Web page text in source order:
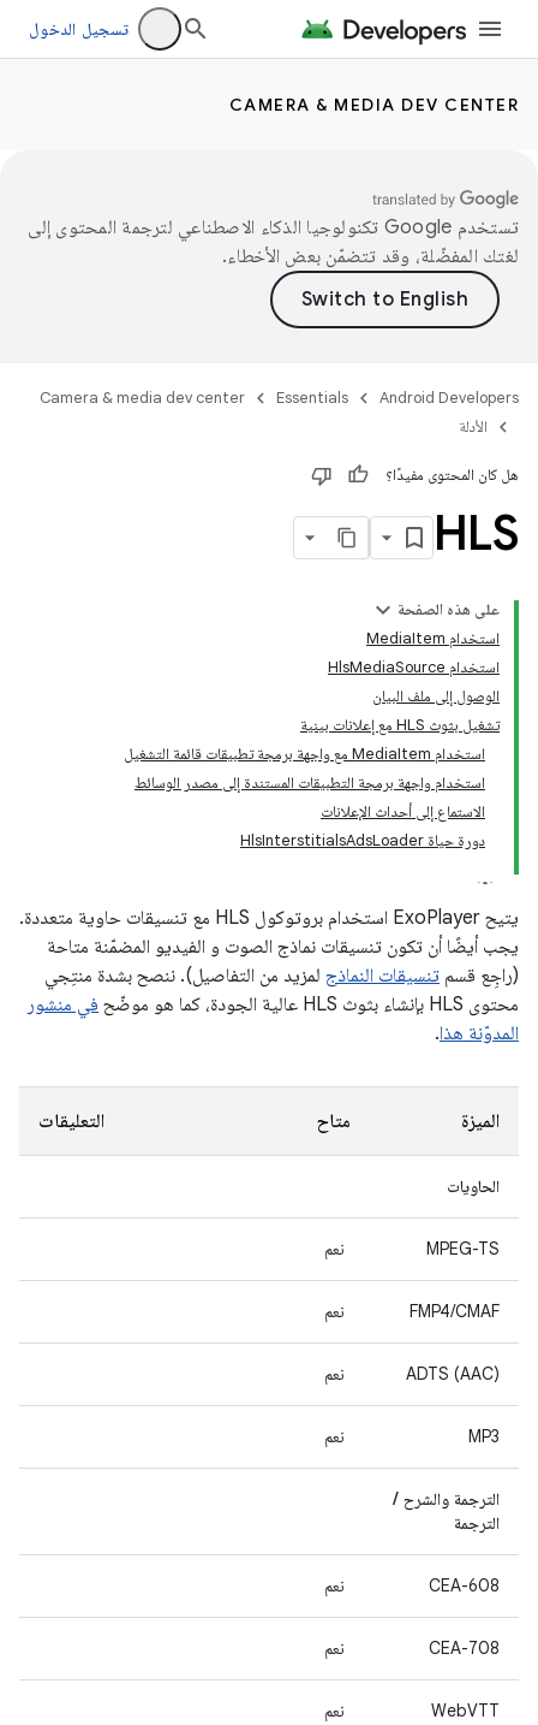
تسجيل الدخول
CAMERA & MEDIA DEV CENTER
تستخدم Google تكنولوجيا الذكاء الاصطناعي لترجمة المحتوى إلى
لغتك المفضّلة، وقد تتضمّن بعض الأخطاء.
Android Developers
Essentials
Camera & media dev center
الأدلة
هل كان المحتوى مفيدًا؟
HLS
على هذه الصفحة
استخدام MediaItem
استخدام HlsMediaSource
الوصول إلى ملف البيان
تشغيل بثوث HLS مع إعلانات بينية
استخدام MediaItem مع واجهة برمجة تطبيقات قائمة التشغيل
استخدام واجهة برمجة التطبيقات المستندة إلى مصدر الوسائط
الاستماع إلى أحداث الإعلانات
دورة حياة HlsInterstitialsAdsLoader
يتيح ExoPlayer استخدام بروتوكول HLS مع تنسيقات حاوية متعددة.
يجب أيضًا أن تكون تنسيقات نماذج الصوت و الفيديو المضمّنة متاحة
(راجِع قسم تنسيقات النماذج لمزيد من التفاصيل). ننصح بشدة منتِجي
محتوى HLS بإنشاء بثوث HLS عالية الجودة، كما هو موضّح
في منشور
المدوّنة هذا.
الميزة متاح التعليقات
الحاويات
MPEG-TS نعم
FMP4/CMAF نعم
ADTS (AAC) نعم
MP3 نعم
الترجمة والشرح /
الترجمة
CEA-608 نعم
CEA-708 نعم
WebVTT نعم